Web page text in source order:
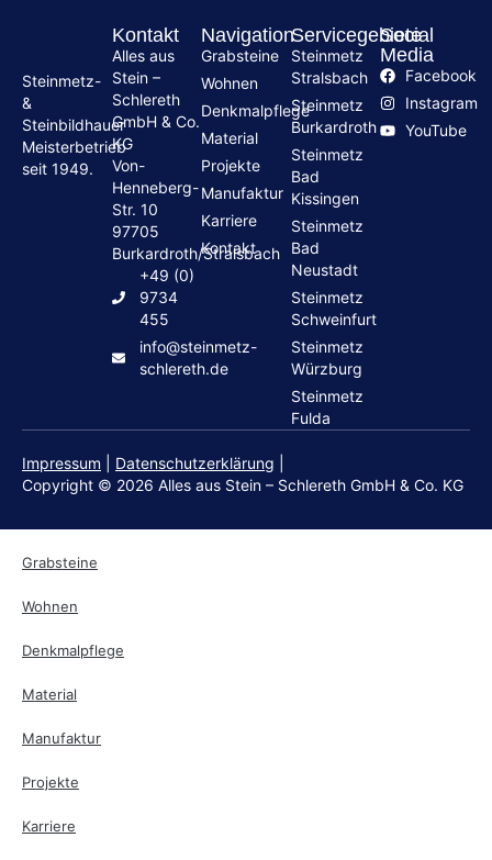
Steinmetz-
&
Steinbildhauer
Meisterbetrieb
seit 1949.
Kontakt
Alles aus
Stein –
Schlereth
GmbH & Co.
KG
Von-
Henneberg-
Str. 10
97705
Burkardroth/Stralsbach
+49 (0)
9734
455
info@steinmetz-
schlereth.de
Navigation
Grabsteine
Wohnen
Denkmalpflege
Material
Projekte
Manufaktur
Karriere
Kontakt
Servicegebiete
Steinmetz
Stralsbach
Steinmetz
Burkardroth
Steinmetz
Bad
Kissingen
Steinmetz
Bad
Neustadt
Steinmetz
Schweinfurt
Steinmetz
Würzburg
Steinmetz
Fulda
Social
Media
Facebook
Instagram
YouTube
Copyright © 2026 Alles aus Stein – Schlereth GmbH & Co. KG
Impressum Datenschutzerklärung
Grabsteine
Wohnen
Denkmalpflege
Material
Manufaktur
Projekte
Karriere